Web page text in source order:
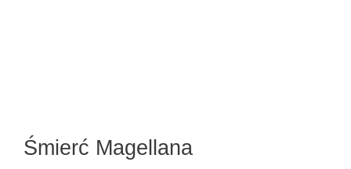
Śmierć Magellana